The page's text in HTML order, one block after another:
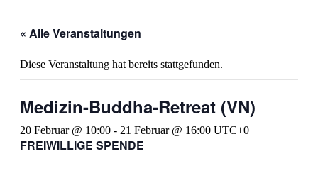
« Alle Veranstaltungen
Diese Veranstaltung hat bereits stattgefunden.
Medizin-Buddha-Retreat (VN)
20 Februar @ 10:00 - 21 Februar @ 16:00 UTC+0
FREIWILLIGE SPENDE